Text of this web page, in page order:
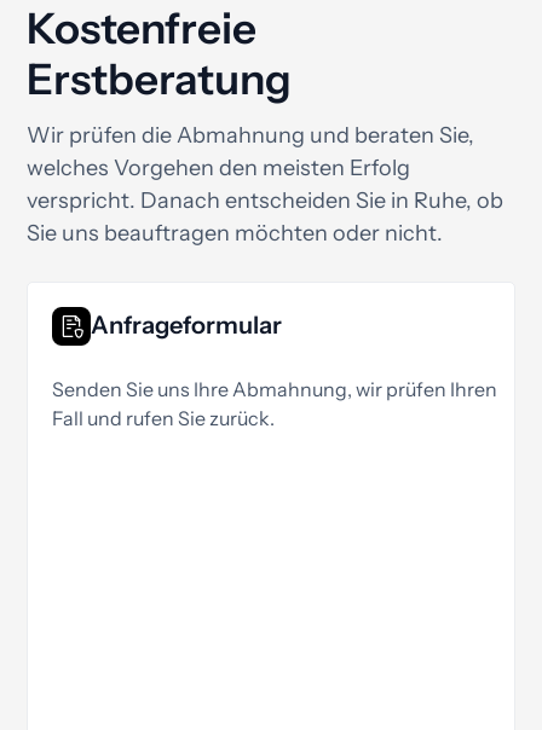
Kostenfreie
Erstberatung
Wir prüfen die Abmahnung und beraten Sie,
welches Vorgehen den meisten Erfolg
verspricht. Danach entscheiden Sie in Ruhe, ob
Sie uns beauftragen möchten oder nicht.
Anfrageformular
Senden Sie uns Ihre Abmahnung, wir prüfen Ihren
Fall und rufen Sie zurück.